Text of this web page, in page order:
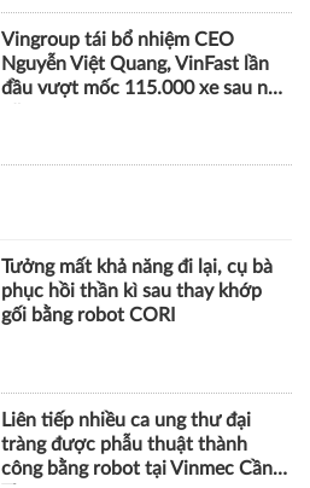
Vingroup tái bổ nhiệm CEO
Nguyễn Việt Quang, VinFast lần
đầu vượt mốc 115.000 xe sau nửa
Tưởng mất khả năng đi lại, cụ bà
phục hồi thần kì sau thay khớp
gối bằng robot CORI
Liên tiếp nhiều ca ung thư đại
tràng được phẫu thuật thành
công bằng robot tại Vinmec Cần